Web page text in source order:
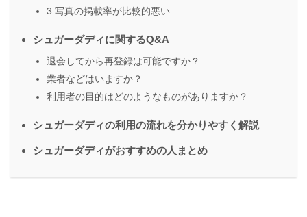
3.写真の掲載率が比較的悪い
シュガーダディに関するQ&A
退会してから再登録は可能ですか？
業者などはいますか？
利用者の目的はどのようなものがありますか？
シュガーダディの利用の流れを分かりやすく解説
シュガーダディがおすすめの人まとめ